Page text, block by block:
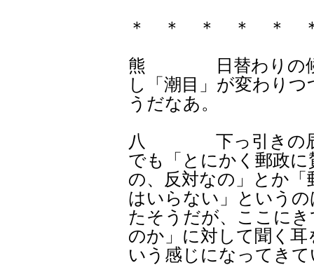
＊ ＊ ＊ ＊ ＊
熊 日替わりの候補
し「潮目」が変わりつ
うだなあ。
八 下っ引きの辰の
でも「とにかく郵政に
の、反対なの」とか
はいらない」という
たそうだが、ここに
のか」に対して聞く耳
いう感じになってき